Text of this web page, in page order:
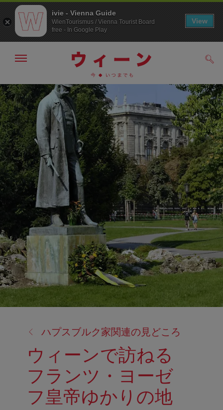
メ
ニ
ュ
ー
へ
こ
の
ペ
ー
ジ
の
ト
ッ
プ
へ
メ
ー
の
表
示・
非
表
示
す
る
ハプスブルク家関連の見どころ
ウィーンで訪ねる
フランツ・ヨーゼ
フ皇帝ゆかりの地
ivie - Vienna Guide
WienTourismus / Vienna Tourist Board
free - In Google Play
View